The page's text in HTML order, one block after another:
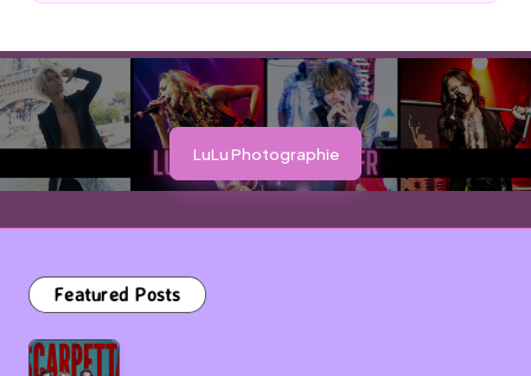
LuLu Photographie
Featured Posts